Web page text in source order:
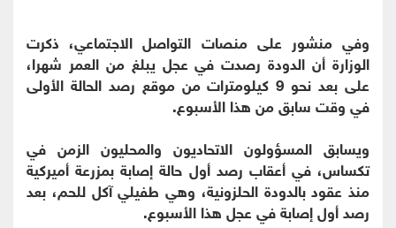
وفي منشور على منصات التواصل الاجتماعي، ذكرت
الوزارة أن الدودة رصدت في عجل يبلغ من العمر شهرا،
على بعد نحو 9 كيلومترات من موقع رصد الحالة الأولى
في وقت سابق من هذا الأسبوع.
ويسابق المسؤولون الاتحاديون والمحليون الزمن في
تكساس، في أعقاب رصد أول حالة إصابة بمزرعة أميركية
منذ عقود بالدودة الحلزونية، وهي طفيلي آكل للحم، بعد
رصد أول إصابة في عجل هذا الأسبوع.